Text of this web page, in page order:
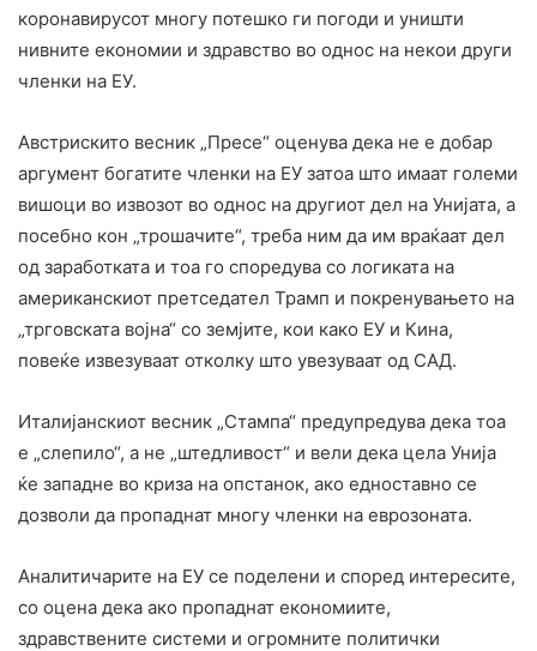
коронавирусот многу потешко ги погоди и уништи
нивните економии и здравство во однос на некои други
членки на ЕУ.
Австрискито весник „Пресе“ оценува дека не е добар
аргумент богатите членки на ЕУ затоа што имаат големи
вишоци во извозот во однос на другиот дел на Унијата, а
посебно кон „трошачите“, треба ним да им враќаат дел
од заработката и тоа го споредува со логиката на
американскиот претседател Трамп и покренувањето на
„трговската војна“ со земјите, кои како ЕУ и Кина,
повеќе извезуваат отколку што увезуваат од САД.
Италијанскиот весник „Стампа“ предупредува дека тоа
е „слепило“, а не „штедливост“ и вели дека цела Унија
ќе западне во криза на опстанок, ако едноставно се
дозволи да пропаднат многу членки на еврозоната.
Аналитичарите на ЕУ се поделени и според интересите,
со оцена дека ако пропаднат економиите,
здравствените системи и огромните политички